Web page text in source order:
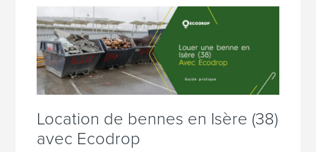
Location de bennes en Isère (38)
avec Ecodrop